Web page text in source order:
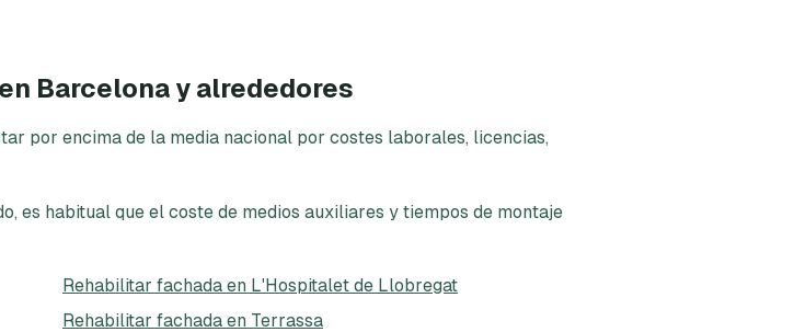
Barcelona y alrededores
por encima de la media nacional por costes laborales, licencias,
es habitual que el coste de medios auxiliares y tiempos de montaje
Rehabilitar fachada en L'Hospitalet de Llobregat
Rehabilitar fachada en Terrassa